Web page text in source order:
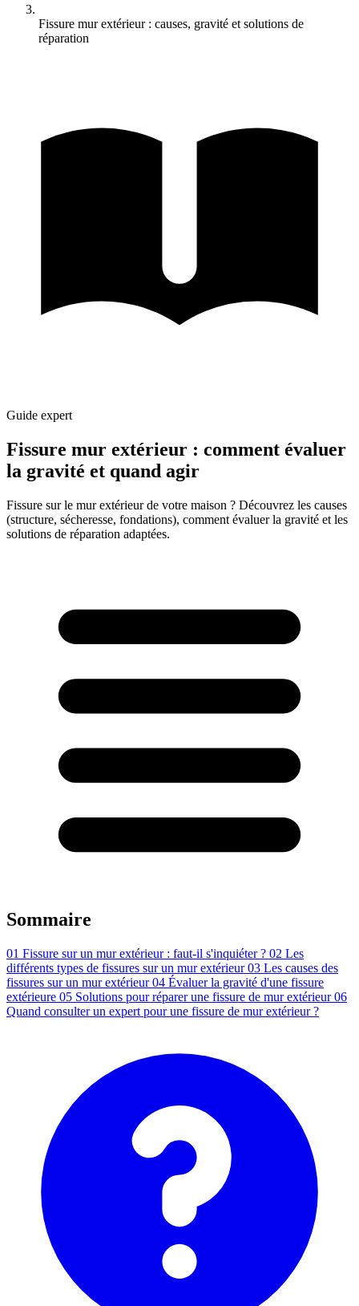
Fissure mur extérieur : causes, gravité et solutions de
réparation
Guide expert
Fissure mur extérieur : comment évaluer
la gravité et quand agir
Fissure sur le mur extérieur de votre maison ? Découvrez les causes
(structure, sécheresse, fondations), comment évaluer la gravité et les
solutions de réparation adaptées.
Sommaire
01 Fissure sur un mur extérieur : faut-il s'inquiéter ? 02 Les
différents types de fissures sur un mur extérieur 03 Les causes des
fissures sur un mur extérieur 04 Évaluer la gravité d'une fissure
extérieure 05 Solutions pour réparer une fissure de mur extérieur 06
Quand consulter un expert pour une fissure de mur extérieur ?